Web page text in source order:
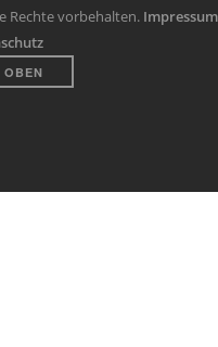
Rechte vorbehalten.
OBEN